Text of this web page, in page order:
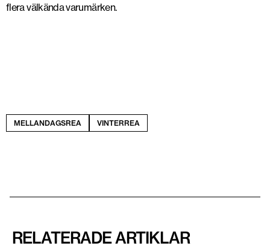
flera välkända varumärken.
MELLANDAGSREA VINTERREA
RELATERADE ARTIKLAR